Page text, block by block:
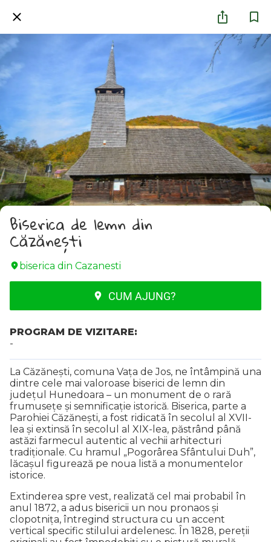
Biserica de lemn din
Căzănești
biserica din Cazanesti
CUM AJUNG?
PROGRAM DE VIZITARE:
-
La Căzănești, comuna Vața de Jos, ne întâmpină una
dintre cele mai valoroase biserici de lemn din
județul Hunedoara – un monument de o rară
frumusețe și semnificație istorică. Biserica, parte a
Parohiei Căzănești, a fost ridicată în secolul al XVII-
lea și extinsă în secolul al XIX-lea, păstrând până
astăzi farmecul autentic al vechii arhitecturi
tradiționale. Cu hramul „Pogorârea Sfântului Duh”,
lăcașul figurează pe noua listă a monumentelor
istorice.
Extinderea spre vest, realizată cel mai probabil în
anul 1872, a adus bisericii un nou pronaos și
clopotnița, întregind structura cu un accent
vertical specific stilului ardelenesc. În 1828, pereții